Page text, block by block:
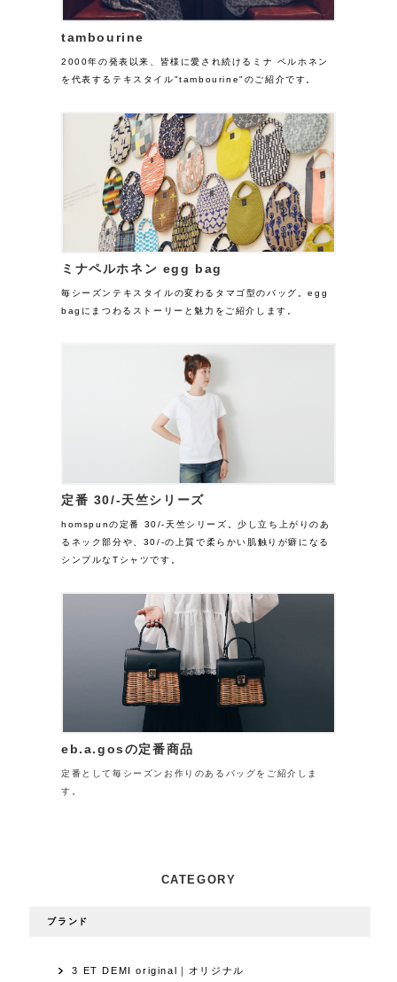
tambourine
2000年の発表以来、皆様に愛され続けるミナ ペルホネン
を代表するテキスタイル"tambourine"のご紹介です。
ミナペルホネン egg bag
毎シーズンテキスタイルの変わるタマゴ型のバッグ。egg
bagにまつわるストーリーと魅力をご紹介します。
定番 30/-天竺シリーズ
homspunの定番 30/-天竺シリーズ。少し立ち上がりのあ
るネック部分や、30/-の上質で柔らかい肌触りが癖になる
シンプルなTシャツです。
eb.a.gosの定番商品
定番として毎シーズンお作りのあるバッグをご紹介しま
す。
CATEGORY
ブランド
3 ET DEMI original｜オリジナル